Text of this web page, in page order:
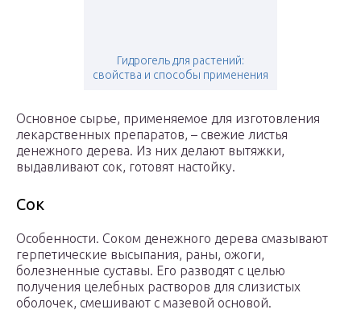
Гидрогель для растений:
свойства и способы применения
Основное сырье, применяемое для изготовления
лекарственных препаратов, – свежие листья
денежного дерева. Из них делают вытяжки,
выдавливают сок, готовят настойку.
Сок
Особенности. Соком денежного дерева смазывают
герпетические высыпания, раны, ожоги,
болезненные суставы. Его разводят с целью
получения целебных растворов для слизистых
оболочек, смешивают с мазевой основой.